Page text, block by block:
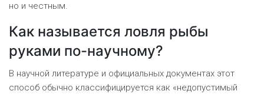
но и честным.
Как называется ловля рыбы
руками по-научному?
В научной литературе и официальных документах этот
способ обычно классифицируется как «недопустимый